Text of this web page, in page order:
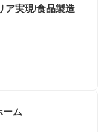
ア実現/食品製造
ーム